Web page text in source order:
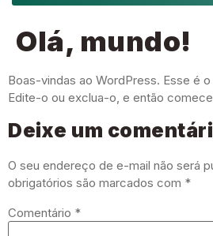
Olá, mundo!
Boas-vindas ao WordPress. Esse é
Edite-o ou exclua-o, e então
Deixe um
O seu endereço de e-mail não será
obrigatórios são marcados com *
Comentário *